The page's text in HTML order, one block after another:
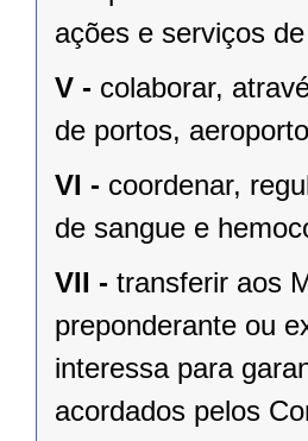
ações e serviços
V - colaborar,
de portos,
VI - coordenar,
de sangue e
VII - transferir aos
preponderante ou
interessa para
acordados pelos